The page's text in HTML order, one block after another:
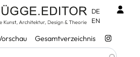
Gesamtverzeichnis
DE
EN
CONSTANZE RUHM